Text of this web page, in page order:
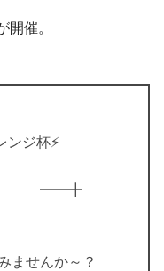
催。
ンジ杯⚡️
ませんか～？